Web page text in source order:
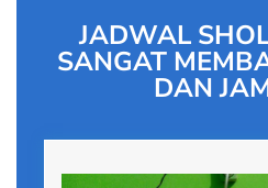
JADWAL
SANGAT
DAN